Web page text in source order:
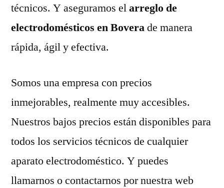
técnicos. Y aseguramos elarreglo de
electrodomésticos en Boverade manera
rápida, ágil y efectiva.
Somos una empresa con precios
inmejorables, realmente muy accesibles.
Nuestros bajos precios están disponibles para
todos los servicios técnicos de cualquier
aparato electrodoméstico. Y puedes
llamarnos o contactarnos por nuestra web